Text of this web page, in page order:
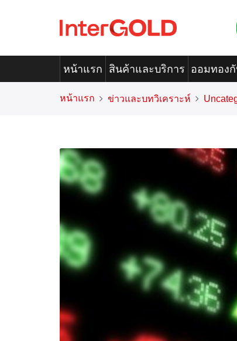
หน้าแรก สินค้าและบริการ ออมทองกั
หน้าแรก ข่าวและบทวิเคราะห์